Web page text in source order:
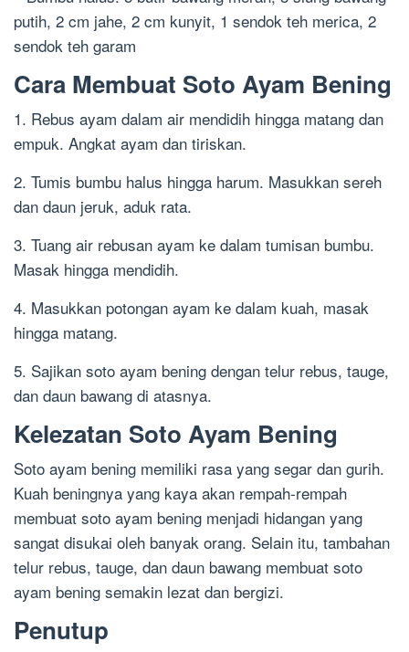
putih, 2 cm jahe, 2 cm kunyit, 1 sendok teh merica, 2
sendok teh garam
Cara Membuat Soto Ayam Bening
1. Rebus ayam dalam air mendidih hingga matang dan
empuk. Angkat ayam dan tiriskan.
2. Tumis bumbu halus hingga harum. Masukkan sereh
dan daun jeruk, aduk rata.
3. Tuang air rebusan ayam ke dalam tumisan bumbu.
Masak hingga mendidih.
4. Masukkan potongan ayam ke dalam kuah, masak
hingga matang.
5. Sajikan soto ayam bening dengan telur rebus, tauge,
dan daun bawang di atasnya.
Kelezatan Soto Ayam Bening
Soto ayam bening memiliki rasa yang segar dan gurih.
Kuah beningnya yang kaya akan rempah-rempah
membuat soto ayam bening menjadi hidangan yang
sangat disukai oleh banyak orang. Selain itu, tambahan
telur rebus, tauge, dan daun bawang membuat soto
ayam bening semakin lezat dan bergizi.
Penutup